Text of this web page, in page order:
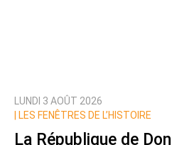
LUNDI 3 AOÛT 2026
LES FENÊTRES DE L’HISTOIRE
La République de